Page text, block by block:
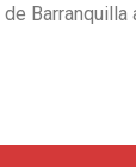
Barranquilla